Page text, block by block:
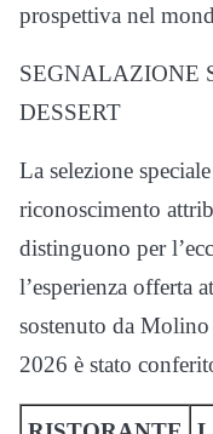
prospettiva nel
SEGNALAZIONE
DESSERT
La selezione
riconoscimento
distinguono per
l’esperienza offerta
sostenuto da
2026 è stato